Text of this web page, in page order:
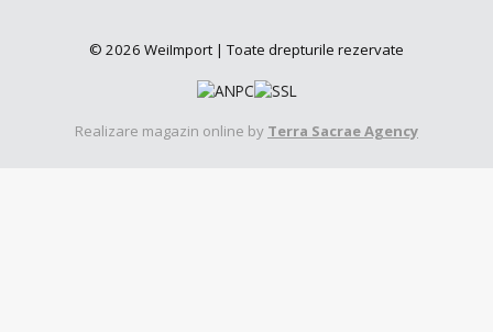
© 2026 WeiImport | Toate drepturile rezervate
Realizare magazin online by Terra Sacrae Agency